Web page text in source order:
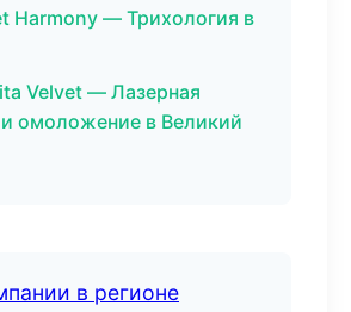
Harmony — Трихология в
Velvet — Лазерная
омоложение в Великий
в регионе